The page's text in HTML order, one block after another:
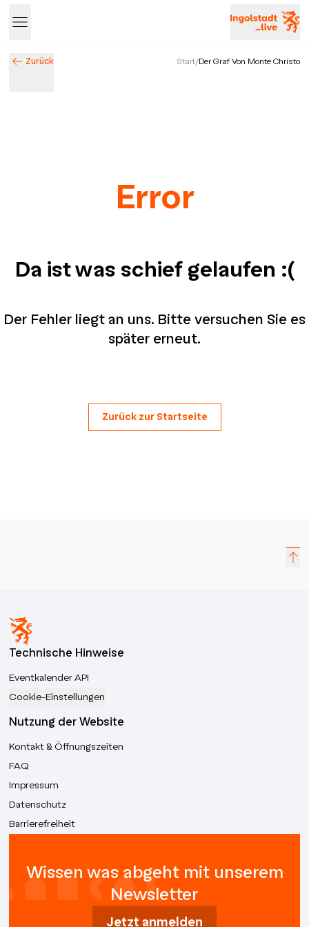
Zurück Start/Der Graf Von Monte Christo
Error
Da ist was schief gelaufen :(
Der Fehler liegt an uns. Bitte versuchen Sie es
später erneut.
Zurück zur Startseite
Technische Hinweise
Eventkalender API
Cookie-Einstellungen
Nutzung der Website
Kontakt & Öffnungszeiten
FAQ
Impressum
Datenschutz
Barrierefreiheit
Wissen was abgeht mit unserem
Newsletter
Jetzt anmelden